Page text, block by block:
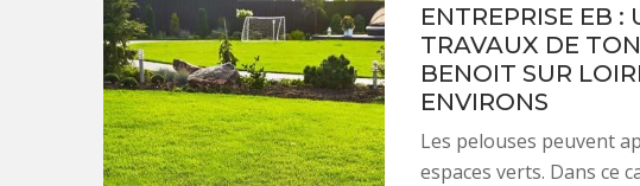
ENTREPRISE EB :
TRAVAUX DE
BENOIT SUR
ENVIRONS
Les pelouses peuvent
espaces verts. Dans ce